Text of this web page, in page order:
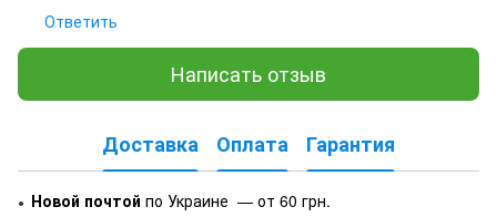
Ответить
Написать отзыв
Доставка Оплата Гарантия
● Новой почтой по Украине — от 60 грн.